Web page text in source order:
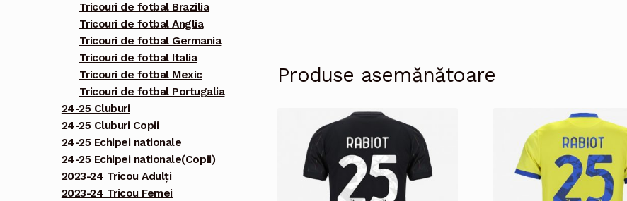
Produse asemănătoare
Tricouri de fotbal Brazilia
Tricouri de fotbal Anglia
Tricouri de fotbal Germania
Tricouri de fotbal Italia
Tricouri de fotbal Mexic
Tricouri de fotbal Portugalia
24-25 Cluburi
24-25 Cluburi Copii
24-25 Echipei nationale
24-25 Echipei nationale(Copii)
2023-24 Tricou Adulți
2023-24 Tricou Femei